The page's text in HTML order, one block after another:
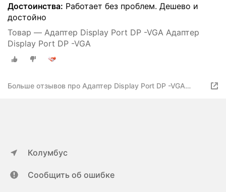
Достоинства: Работает без проблем. Дешево и
достойно
Товар — Адаптер Display Port DP -VGA Адаптер
Display Port DP -VGA
Больше отзывов про Адаптер Display Port DP -VGA
Колумбус
Сообщить об ошибке